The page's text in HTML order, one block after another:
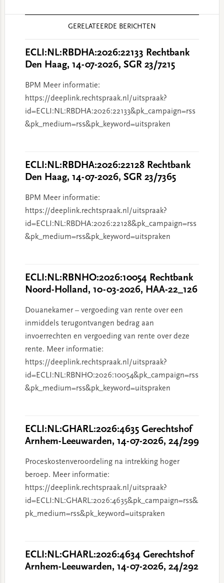
GERELATEERDE BERICHTEN
ECLI:NL:RBDHA:2026:22133 Rechtbank
Den Haag, 14-07-2026, SGR 23/7215
BPM Meer informatie:
https://deeplink.rechtspraak.nl/uitspraak?
id=ECLI:NL:RBDHA:2026:22133&pk_campaign=rss
&pk_medium=rss&pk_keyword=uitspraken
ECLI:NL:RBDHA:2026:22128 Rechtbank
Den Haag, 14-07-2026, SGR 23/7365
BPM Meer informatie:
https://deeplink.rechtspraak.nl/uitspraak?
id=ECLI:NL:RBDHA:2026:22128&pk_campaign=rss
&pk_medium=rss&pk_keyword=uitspraken
ECLI:NL:RBNHO:2026:10054 Rechtbank
Noord-Holland, 10-03-2026, HAA-22_126
Douanekamer – vergoeding van rente over een
inmiddels terugontvangen bedrag aan
invoerrechten en vergoeding van rente over deze
rente. Meer informatie:
https://deeplink.rechtspraak.nl/uitspraak?
id=ECLI:NL:RBNHO:2026:10054&pk_campaign=rss
&pk_medium=rss&pk_keyword=uitspraken
ECLI:NL:GHARL:2026:4635 Gerechtshof
Arnhem-Leeuwarden, 14-07-2026, 24/299
Proceskostenveroordeling na intrekking hoger
beroep. Meer informatie:
https://deeplink.rechtspraak.nl/uitspraak?
id=ECLI:NL:GHARL:2026:4635&pk_campaign=rss&
pk_medium=rss&pk_keyword=uitspraken
ECLI:NL:GHARL:2026:4634 Gerechtshof
Arnhem-Leeuwarden, 14-07-2026, 24/292